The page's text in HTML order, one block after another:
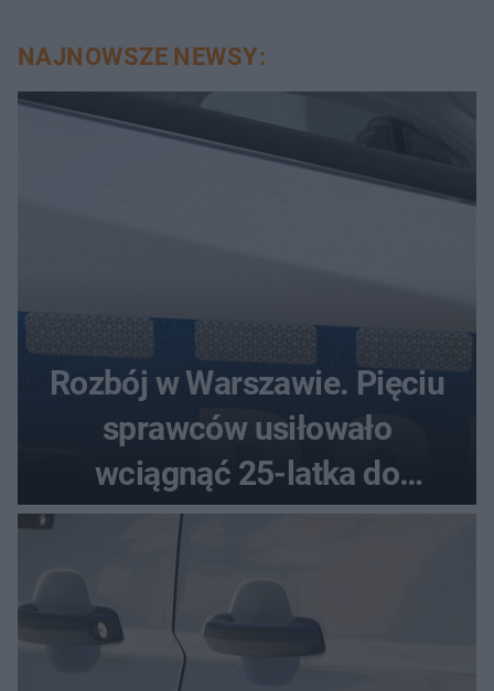
NAJNOWSZE NEWSY:
Rozbój w Warszawie. Pięciu
sprawców usiłowało
wciągnąć 25-latka do
samochodu